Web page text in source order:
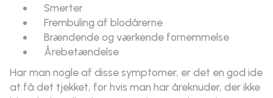
Smerter
Frembuling af blodårerne
Brændende og værkende fornemmelse
Årebetændelse
Har man nogle af disse symptomer, er det en god ide
at få det tjekket, for hvis man har åreknuder, der ikke